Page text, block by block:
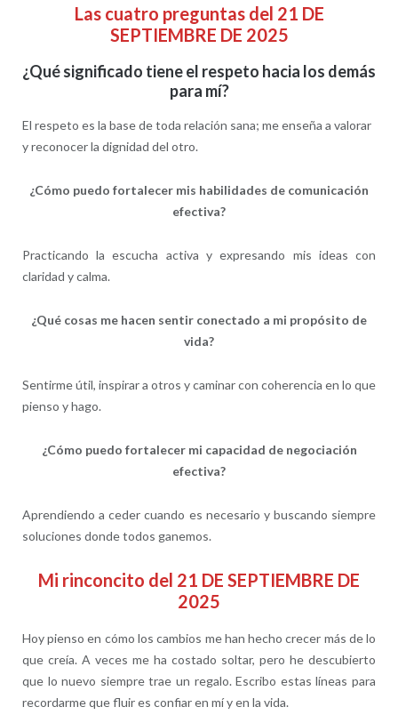
Las cuatro preguntas del 21 DE
SEPTIEMBRE DE 2025
¿Qué significado tiene el respeto hacia los demás
para mí?
El respeto es la base de toda relación sana; me enseña a valorar
y reconocer la dignidad del otro.
¿Cómo puedo fortalecer mis habilidades de comunicación
efectiva?
Practicando la escucha activa y expresando mis ideas con
claridad y calma.
¿Qué cosas me hacen sentir conectado a mi propósito de
vida?
Sentirme útil, inspirar a otros y caminar con coherencia en lo que
pienso y hago.
¿Cómo puedo fortalecer mi capacidad de negociación
efectiva?
Aprendiendo a ceder cuando es necesario y buscando siempre
soluciones donde todos ganemos.
Mi rinconcito del 21 DE SEPTIEMBRE DE
2025
Hoy pienso en cómo los cambios me han hecho crecer más de lo
que creía. A veces me ha costado soltar, pero he descubierto
que lo nuevo siempre trae un regalo. Escribo estas líneas para
recordarme que fluir es confiar en mí y en la vida.